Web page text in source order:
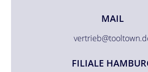
MAIL
FILIALE